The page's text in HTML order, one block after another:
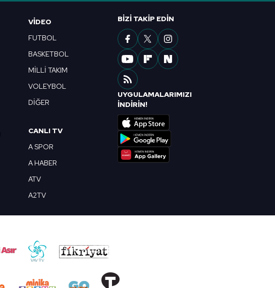
VIDEO
FUTBOL
BASKETBOL
MİLLİ TAKIM
VOLEYBOL
DİĞER
CANLI TV
A SPOR
A HABER
ATV
A2TV
BIZI TAKIP EDIN
UYGULAMALARIMIZI
İNDİRİN!